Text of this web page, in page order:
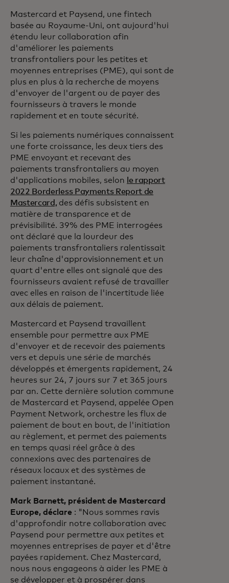
Mastercard et Paysend, une fintech
basée au Royaume-Uni, ont aujourd'hui
étendu leur collaboration afin
d'améliorer les paiements
transfrontaliers pour les petites et
moyennes entreprises (PME), qui sont de
plus en plus à la recherche de moyens
d'envoyer de l'argent ou de payer des
fournisseurs à travers le monde
rapidement et en toute sécurité.
Si les paiements numériques connaissent
une forte croissance, les deux tiers des
PME envoyant et recevant des
paiements transfrontaliers au moyen
d'applications mobiles, selon
le rapport
2022 Borderless Payments Report de
Mastercard, des défis subsistent en
matière de transparence et de
prévisibilité. 39% des PME interrogées
ont déclaré que la lourdeur des
paiements transfrontaliers ralentissait
leur chaîne d'approvisionnement et un
quart d'entre elles ont signalé que des
fournisseurs avaient refusé de travailler
avec elles en raison de l'incertitude liée
aux délais de paiement.
Mastercard et Paysend travaillent
ensemble pour permettre aux PME
d'envoyer et de recevoir des paiements
vers et depuis une série de marchés
développés et émergents rapidement, 24
heures sur 24, 7 jours sur 7 et 365 jours
par an. Cette dernière solution commune
de Mastercard et Paysend, appelée Open
Payment Network, orchestre les flux de
paiement de bout en bout, de l'initiation
au règlement, et permet des paiements
en temps quasi réel grâce à des
connexions avec des partenaires de
réseaux locaux et des systèmes de
paiement instantané.
Mark Barnett, président de Mastercard
Europe, déclare : "Nous sommes ravis
d'approfondir notre collaboration avec
Paysend pour permettre aux petites et
moyennes entreprises de payer et d'être
payées rapidement. Chez Mastercard,
nous nous engageons à aider les PME à
se développer et à prospérer dans